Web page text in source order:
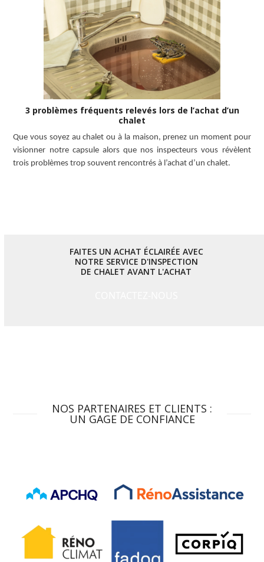
3 problèmes fréquents relevés lors de l’achat d’un
chalet
Que vous soyez au chalet ou à la maison, prenez un moment pour
visionner notre capsule alors que nos inspecteurs vous révèlent
trois problèmes trop souvent rencontrés à l’achat d’un chalet.
FAITES UN ACHAT ÉCLAIRÉE AVEC
NOTRE SERVICE D'INSPECTION
DE CHALET AVANT L'ACHAT
NOS PARTENAIRES ET CLIENTS :
UN GAGE DE CONFIANCE